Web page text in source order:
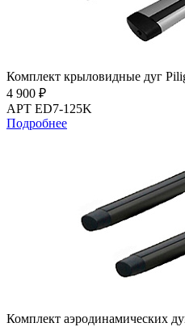
Комплект крыловидные дуг
4 900 ₽
АРТ ED7-125K
Подробнее
Комплект аэродинамических